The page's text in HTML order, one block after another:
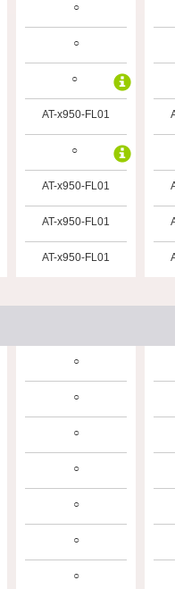
○
○
○
AT-x950-FL01
○
AT-x950-FL01
AT-x950-FL01
AT-x950-FL01
○
○
○
○
○
○
○